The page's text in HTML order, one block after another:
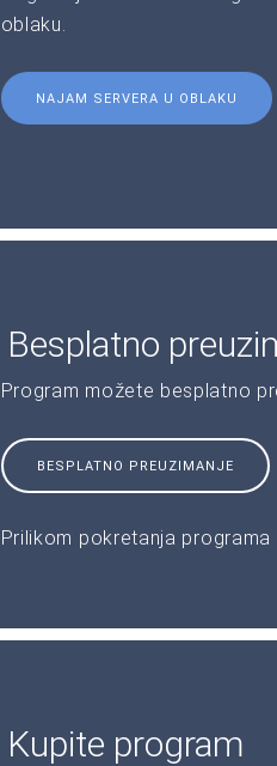
oblaku.
NAJAM SERVERA U OBLAKU
Besplatno
Program možete besplatno
BESPLATNO PREUZIMANJE
Prilikom pokretanja
Kupite program